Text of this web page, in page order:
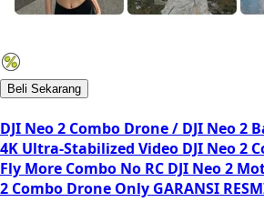
Beli Sekarang
DJI Neo 2 Combo Drone / DJI Neo 2
4K Ultra-Stabilized Video DJI Neo 2
Fly More Combo No RC DJI Neo 2
2 Combo Drone Only GARANSI